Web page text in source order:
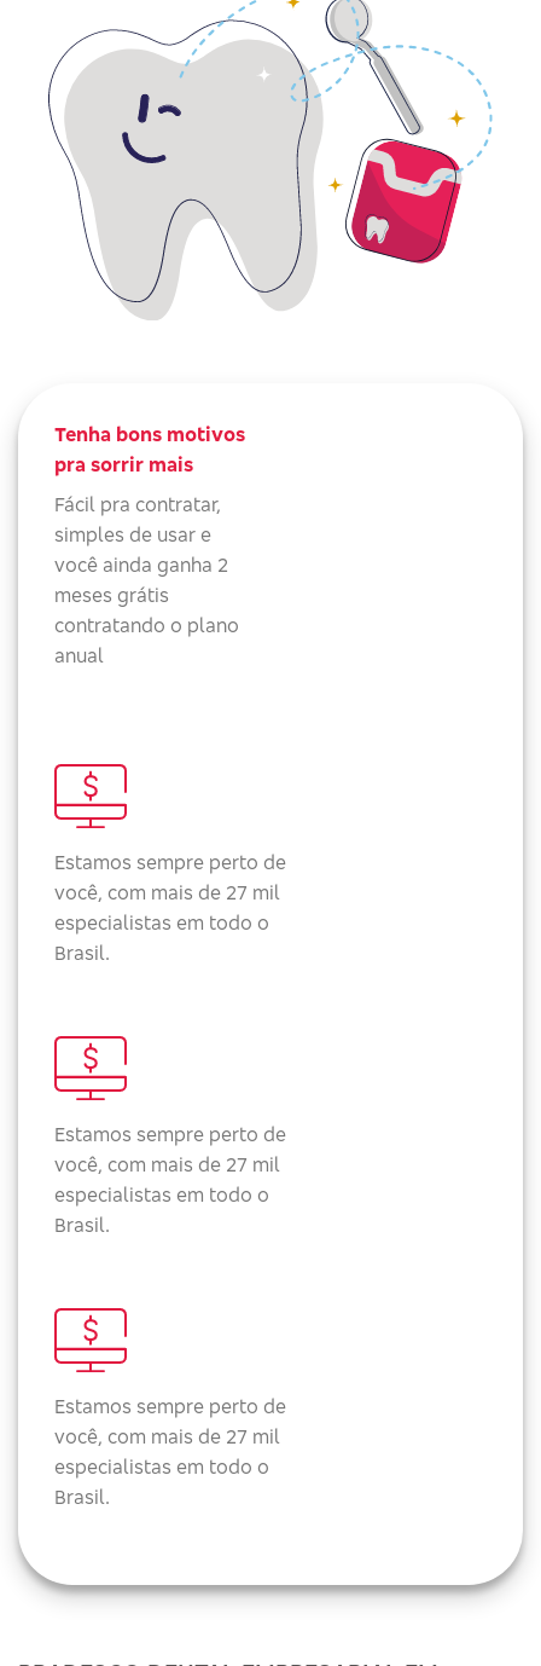
Tenha bons motivos
pra sorrir mais
Fácil pra contratar,
simples de usar e
você ainda ganha 2
meses grátis
contratando o plano
anual
Estamos sempre perto de
você, com mais de 27 mil
especialistas em todo o
Brasil.
Estamos sempre perto de
você, com mais de 27 mil
especialistas em todo o
Brasil.
Estamos sempre perto de
você, com mais de 27 mil
especialistas em todo o
Brasil.